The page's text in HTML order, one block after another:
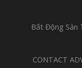
Bất Động Sản
CONTACT